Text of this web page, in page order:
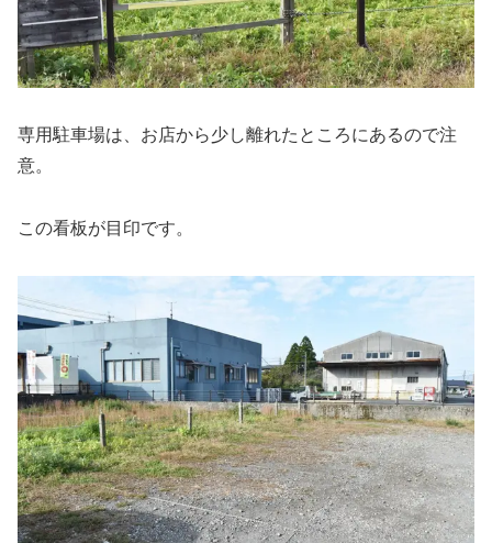
専用駐車場は、お店から少し離れたところにあるので注
意。
この看板が目印です。